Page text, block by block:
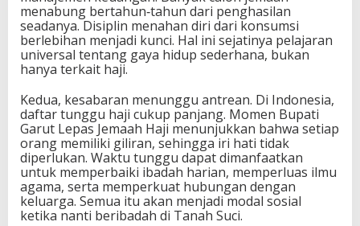
menabung bertahun‑tahun dari penghasilan
seadanya. Disiplin menahan diri dari konsumsi
berlebihan menjadi kunci. Hal ini sejatinya pelajaran
universal tentang gaya hidup sederhana, bukan
hanya terkait haji.
Kedua, kesabaran menunggu antrean. Di Indonesia,
daftar tunggu haji cukup panjang. Momen Bupati
Garut Lepas Jemaah Haji menunjukkan bahwa setiap
orang memiliki giliran, sehingga iri hati tidak
diperlukan. Waktu tunggu dapat dimanfaatkan
untuk memperbaiki ibadah harian, memperluas ilmu
agama, serta memperkuat hubungan dengan
keluarga. Semua itu akan menjadi modal sosial
ketika nanti beribadah di Tanah Suci.